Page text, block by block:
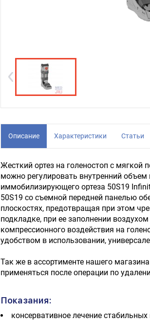
Описание Характеристики Статьи
Жесткий ортез на голеностоп с
можно регулировать внутренний
иммобилизирующего ортеза 50S19
50S19 со съемной передней панелью
плоскостях, предотвращая при этом
подкладке, при ее заполнении
компрессионного воздействия на
удобством в использовании,
Так же в ассортименте нашего
применяться после операции по
Показания:
консервативное лечение